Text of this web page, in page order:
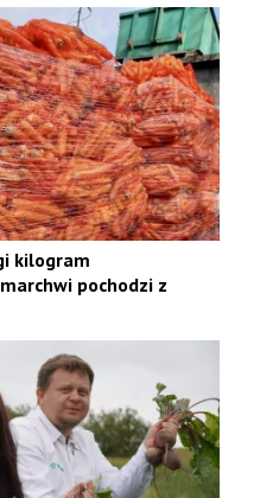
kilogram
pochodzi z